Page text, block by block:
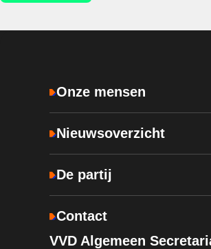
Onze mensen
Nieuwsoverzicht
De partij
Contact
VVD Algemeen